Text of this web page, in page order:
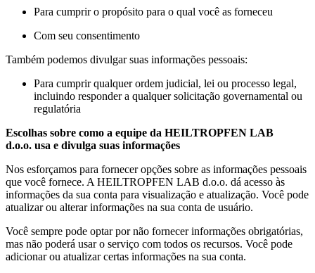
Para cumprir o propósito para o qual você as forneceu
Com seu consentimento
Também podemos divulgar suas informações pessoais:
Para cumprir qualquer ordem judicial, lei ou processo legal,
incluindo responder a qualquer solicitação governamental ou
regulatória
Escolhas sobre como a equipe da HEILTROPFEN LAB
d.o.o. usa e divulga suas informações
Nos esforçamos para fornecer opções sobre as informações pessoais
que você fornece. A HEILTROPFEN LAB d.o.o. dá acesso às
informações da sua conta para visualização e atualização. Você pode
atualizar ou alterar informações na sua conta de usuário.
Você sempre pode optar por não fornecer informações obrigatórias,
mas não poderá usar o serviço com todos os recursos. Você pode
adicionar ou atualizar certas informações na sua conta.